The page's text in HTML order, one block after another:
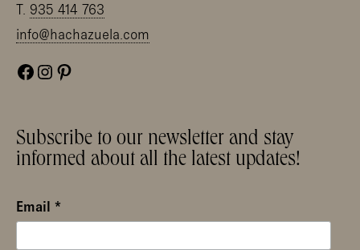
T. 935 414 763
info@hachazuela.com
Facebook
Instagram
Pinterest
Subscribe to our newsletter and stay
informed about all the latest updates!
Email *